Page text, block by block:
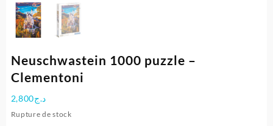
Neuschwastein 1000 puzzle –
Clementoni
د.ج2,800
Rupture de stock